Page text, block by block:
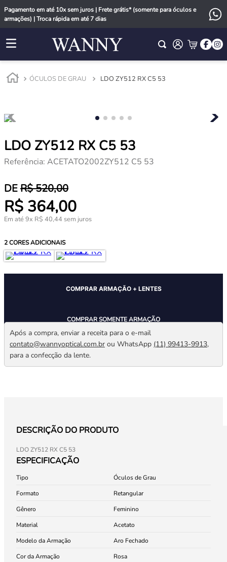
Pagamento em até 10x sem juros | Frete grátis* (somente para óculos e
armações) | Troca rápida em até 7 dias
ÓCULOS DE GRAU LDO ZY512 RX C5 53
LDO ZY512 RX C5 53
Referência: ACETATO2002ZY512 C5 53
R$520,00
R$ 364,00
Em até9x R$ 40,44 sem juros
2CORES ADICIONAIS
COMPRAR ARMAÇÃO + LENTES
COMPRAR SOMENTE ARMAÇÃO
Após a compra, enviar a receita para o e-mail
contato@wannyoptical.com.br ou WhatsApp (11) 99413-9913,
para a confecção da lente.
DESCRIÇÃO DO PRODUTO
LDO ZY512 RX C5 53
ESPECIFICAÇÃO
Tipo
Óculos de Grau
Formato
Retangular
Gênero
Feminino
Material
Acetato
Modelo da Armação
Aro Fechado
Cor da Armação
Rosa